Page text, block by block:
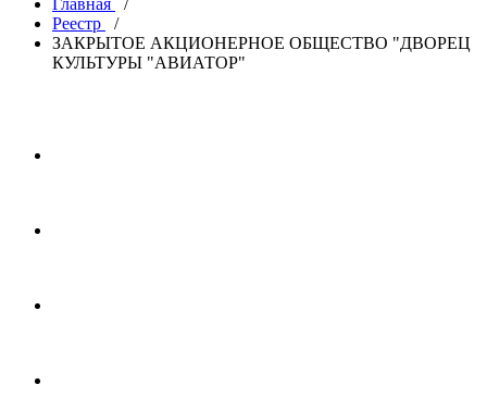
Главная
/
Реестр
/
ЗАКРЫТОЕ АКЦИОНЕРНОЕ ОБЩЕСТВО "ДВОРЕЦ
КУЛЬТУРЫ "АВИАТОР"